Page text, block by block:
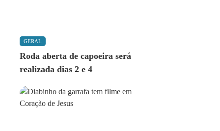
GERAL
Roda aberta de capoeira será
realizada dias 2 e 4